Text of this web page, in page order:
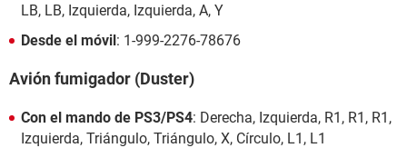
LB, LB, Izquierda, Izquierda, A, Y
Desde el móvil: 1-999-2276-78676
Avión fumigador (Duster)
Con el mando de PS3/PS4: Derecha, Izquierda, R1, R1, R1,
Izquierda, Triángulo, Triángulo, X, Círculo, L1, L1